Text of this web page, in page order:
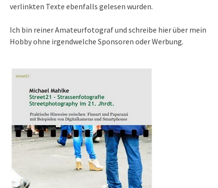
verlinkten Texte ebenfalls gelesen wurden.
Ich bin reiner Amateurfotograf und schreibe hier über mein
Hobby ohne irgendwelche Sponsoren oder Werbung.